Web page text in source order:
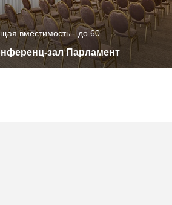
вместимость - до 60
зал Парламент